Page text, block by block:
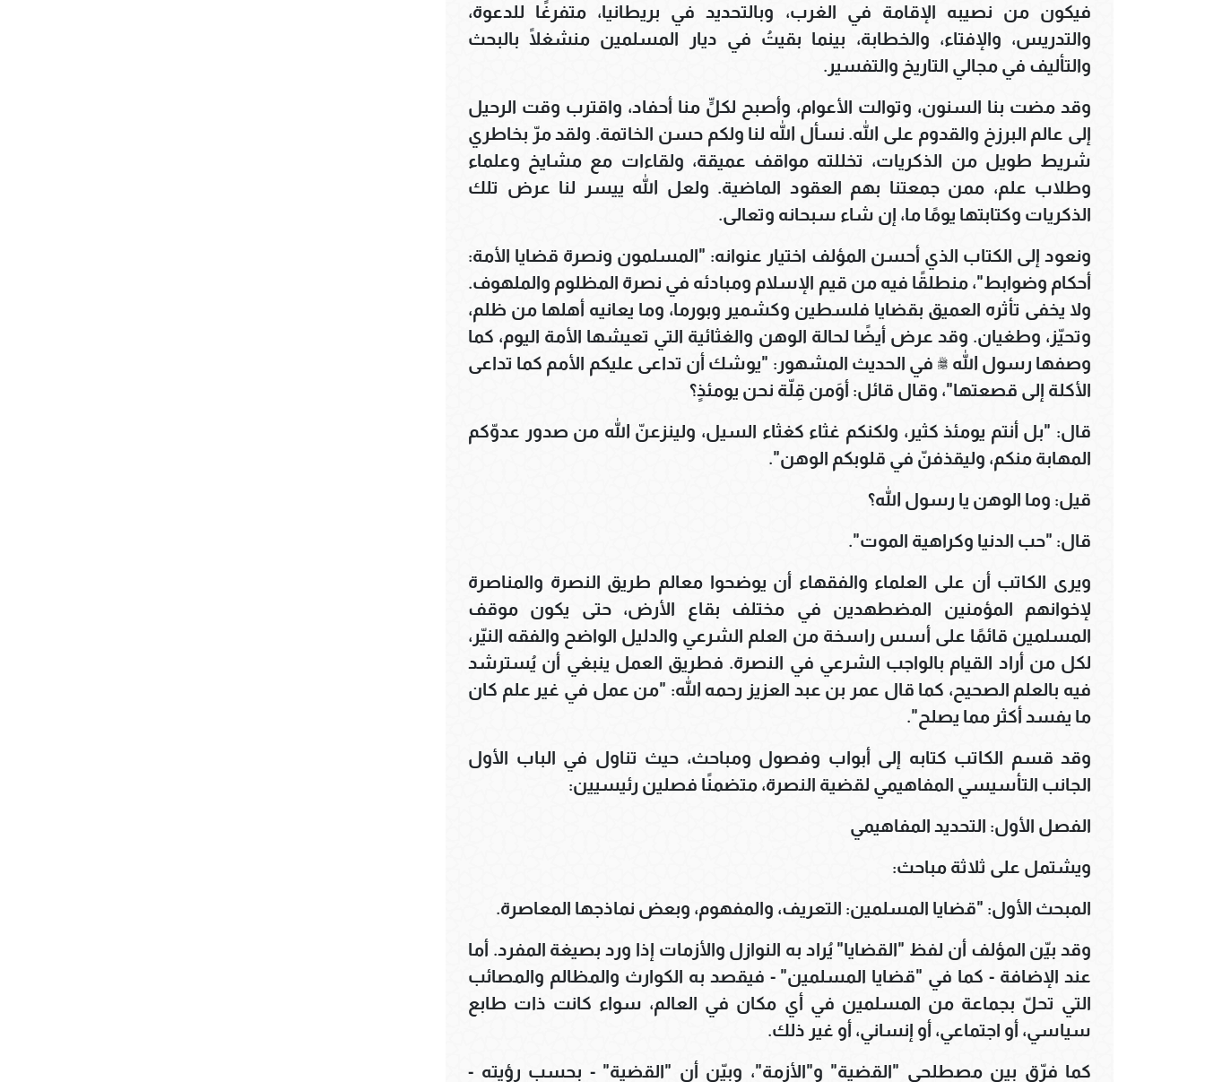
فيكون من نصيبه الإقامة في الغرب، وبالتحديد في بريطانيا، متفرغًا للدعوة،
والتدريس، والإفتاء، والخطابة، بينما بقيتُ في ديار المسلمين منشغلًا بالبحث
والتأليف في مجالي التاريخ والتفسير.
وقد مضت بنا السنون، وتوالت الأعوام، وأصبح لكلٍّ منا أحفاد، واقترب وقت الرحيل
إلى عالم البرزخ والقدوم على الله. نسأل الله لنا ولكم حسن الخاتمة. ولقد مرّ بخاطري
شريط طويل من الذكريات، تخللته مواقف عميقة، ولقاءات مع مشايخ وعلماء
وطلاب علم، ممن جمعتنا بهم العقود الماضية. ولعل الله ييسر لنا عرض تلك
الذكريات وكتابتها يومًا ما، إن شاء سبحانه وتعالى.
ونعود إلى الكتاب الذي أحسن المؤلف اختيار عنوانه: "المسلمون ونصرة قضايا الأمة:
أحكام وضوابط"، منطلقًا فيه من قيم الإسلام ومبادئه في نصرة المظلوم والملهوف.
ولا يخفى تأثره العميق بقضايا فلسطين وكشمير وبورما، وما يعانيه أهلها من ظلم،
وتحيّز، وطغيان. وقد عرض أيضًا لحالة الوهن والغثائية التي تعيشها الأمة اليوم، كما
وصفها رسول الله ﷺ في الحديث المشهور: "يوشك أن تداعى عليكم الأمم كما تداعى
الأكلة إلى قصعتها"، وقال قائل: أوَمن قِلّة نحن يومئذٍ؟
قال: "بل أنتم يومئذ كثير، ولكنكم غثاء كغثاء السيل، ولينزعنّ الله من صدور عدوّكم
المهابة منكم، وليقذفنّ في قلوبكم الوهن".
قيل: وما الوهن يا رسول الله؟
قال: "حب الدنيا وكراهية الموت".
ويرى الكاتب أن على العلماء والفقهاء أن يوضحوا معالم طريق النصرة والمناصرة
لإخوانهم المؤمنين المضطهدين في مختلف بقاع الأرض، حتى يكون موقف
المسلمين قائمًا على أسس راسخة من العلم الشرعي والدليل الواضح والفقه النيّر،
لكل من أراد القيام بالواجب الشرعي في النصرة. فطريق العمل ينبغي أن يُسترشد
فيه بالعلم الصحيح، كما قال عمر بن عبد العزيز رحمه الله: "من عمل في غير علم كان
ما يفسد أكثر مما يصلح".
وقد قسم الكاتب كتابه إلى أبواب وفصول ومباحث، حيث تناول في الباب الأول
الجانب التأسيسي المفاهيمي لقضية النصرة، متضمنًا فصلين رئيسيين:
الفصل الأول: التحديد المفاهيمي
ويشتمل على ثلاثة مباحث:
المبحث الأول: "قضايا المسلمين: التعريف، والمفهوم، وبعض نماذجها المعاصرة.
وقد بيّن المؤلف أن لفظ "القضايا" يُراد به النوازل والأزمات إذا ورد بصيغة المفرد. أما
عند الإضافة - كما في "قضايا المسلمين" - فيقصد به الكوارث والمظالم والمصائب
التي تحلّ بجماعة من المسلمين في أي مكان في العالم، سواء كانت ذات طابع
سياسي، أو اجتماعي، أو إنساني، أو غير ذلك.
كما فرّق بين مصطلحي "القضية" و"الأزمة"، وبيّن أن "القضية" - بحسب رؤيته -